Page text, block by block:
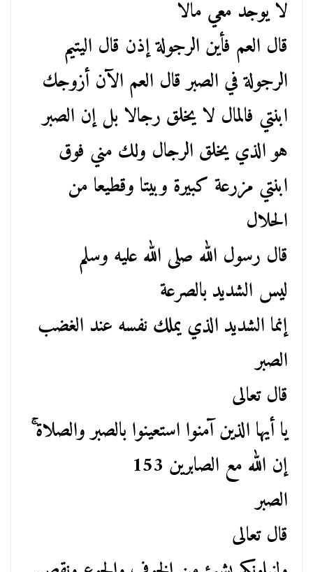
لا يوجد معي مالا
قال العم فأين الرجولة إذن قال اليتيم
الرجولة في الصبر قال العم الآن أزوجك
ابنتي فالمال لا يخلق رجالا بل إن الصبر
هو الذي يخلق الرجال ولك مني فوق
ابنتي مزرعة كبيرة وبيتا وقطيعا من
الحلال
قال رسول الله صلى الله عليه وسلم
ليس الشديد بالصرعة
إنما الشديد الذي يملك نفسه عند الغضب
الصبر
قال تعالى
يا أيها الذين آمنوا استعينوا بالصبر والصلاة ۚ
إن الله مع الصابرين 153
الصبر
قال تعالى